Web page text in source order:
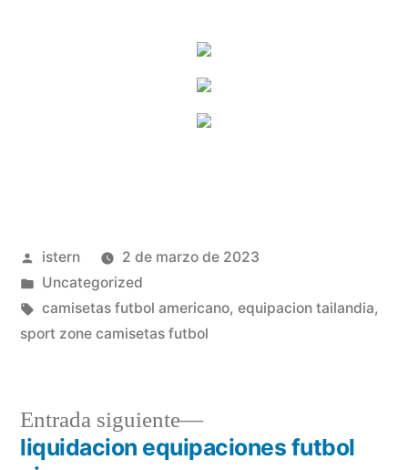
Publicado
por
istern
2 de marzo de 2023
Publicado
en
Uncategorized
Etiquetas:
camisetas futbol americano, equipacion tailandia,
sport zone camisetas futbol
Entrada siguiente
Entrada
siguiente:
liquidacion equipaciones futbol